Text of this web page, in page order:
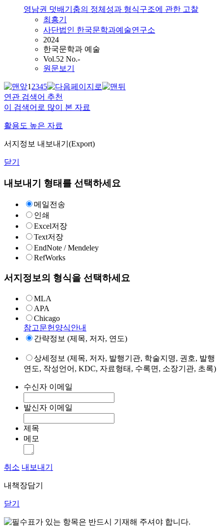
영남권 덧배기춤의 정체성과 형식구조에 관한 고찰
최흥기
사단법인 한국문학과예술연구소
2024
한국문학과 예술
Vol.52 No.-
원문보기
12345
연관 검색어 추천
이 검색어로 많이 본 자료
활용도 높은 자료
서지정보 내보내기(Export)
닫기
내보내기 형태를 선택하세요
메일전송
인쇄
Excel저장
Text저장
EndNote / Mendeley
RefWorks
서지정보의 형식을 선택하세요
MLA
APA
Chicago
참고문헌양식안내
간략정보 (제목, 저자, 연도)
상세정보 (제목, 저자, 발행기관, 학술지명, 권호, 발행
연도, 작성언어, KDC, 자료형태, 수록면, 소장기관, 초록)
수신자 이메일
발신자 이메일
제목
메모
취소 내보내기
내책장담기
닫기
표가 있는 항목은 반드시 기재해 주셔야 합니다.